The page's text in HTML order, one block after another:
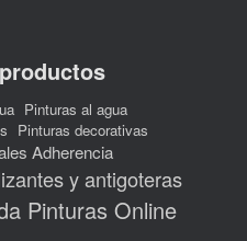
Pinturas al agua
Pinturas decorativas
Adherencia
y antigoteras
Pinturas Online